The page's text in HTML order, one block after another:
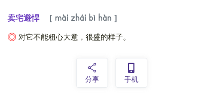
卖宅避悍 mài zhái bì hàn
◎ 对它不能粗心大意，很盛的样子。
分享 手机